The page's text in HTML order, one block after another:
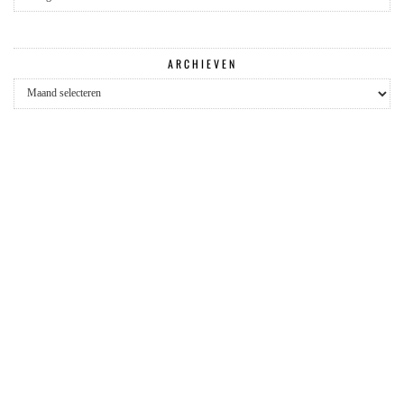
ARCHIEVEN
Archieven